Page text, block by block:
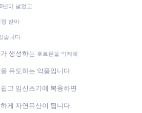
년이 넘었고
정 받아
습니다
생성하는 호르몬을 억제해
유도하는 약품입니다.
고 임신초기에 복용하면
게 자연유산이 됩니다.